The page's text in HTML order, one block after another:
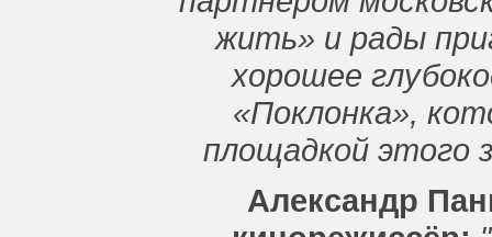
жить» и рады
хорошее
«Поклонка»,
площадкой этого
Александр